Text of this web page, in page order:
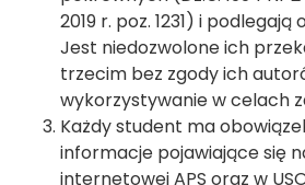
2019 r. poz. 1231) i
Jest niedozwolone ich
trzecim bez zgody ich
wykorzystywanie w celach
Każdy student ma
informacje pojawiające się
internetowej APS oraz w